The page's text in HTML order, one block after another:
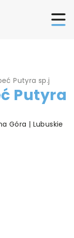
Putyra sp.j
Putyra
Góra | Lubuskie